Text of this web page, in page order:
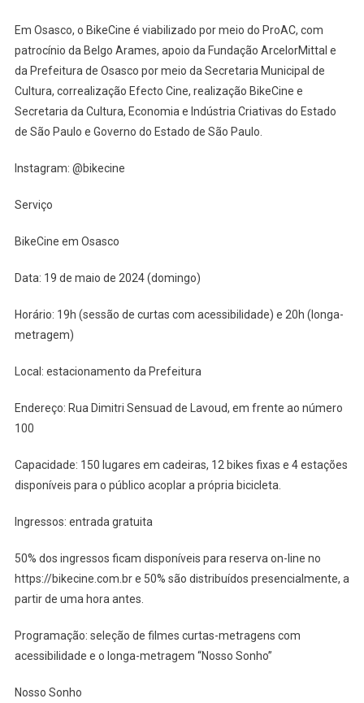
Em Osasco, o BikeCine é viabilizado por meio do ProAC, com
patrocínio da Belgo Arames, apoio da Fundação ArcelorMittal e
da Prefeitura de Osasco por meio da Secretaria Municipal de
Cultura, correalização Efecto Cine, realização BikeCine e
Secretaria da Cultura, Economia e Indústria Criativas do Estado
de São Paulo e Governo do Estado de São Paulo.
Instagram: @bikecine
Serviço
BikeCine em Osasco
Data: 19 de maio de 2024 (domingo)
Horário: 19h (sessão de curtas com acessibilidade) e 20h (longa-
metragem)
Local: estacionamento da Prefeitura
Endereço: Rua Dimitri Sensuad de Lavoud, em frente ao número
100
Capacidade: 150 lugares em cadeiras, 12 bikes fixas e 4 estações
disponíveis para o público acoplar a própria bicicleta.
Ingressos: entrada gratuita
50% dos ingressos ficam disponíveis para reserva on-line no
https://bikecine.com.br e 50% são distribuídos presencialmente, a
partir de uma hora antes.
Programação: seleção de filmes curtas-metragens com
acessibilidade e o longa-metragem “Nosso Sonho”
Nosso Sonho